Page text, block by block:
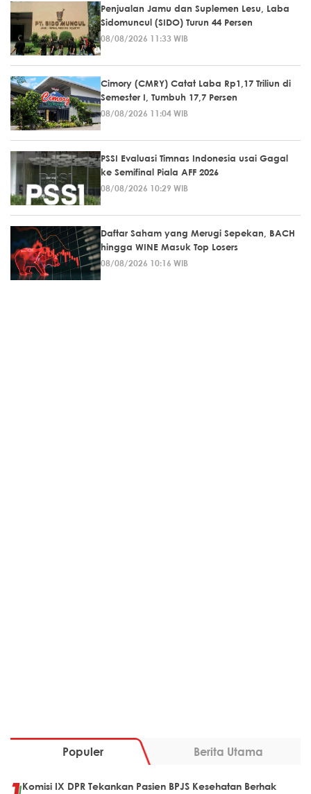
Penjualan Jamu dan Suplemen Lesu, Laba
Sidomuncul (SIDO) Turun 44 Persen
08/08/2026 11:33 WIB
Cimory (CMRY) Catat Laba Rp1,17 Triliun di
Semester I, Tumbuh 17,7 Persen
08/08/2026 11:04 WIB
PSSI Evaluasi Timnas Indonesia usai Gagal
ke Semifinal Piala AFF 2026
08/08/2026 10:29 WIB
Daftar Saham yang Merugi Sepekan, BACH
hingga WINE Masuk Top Losers
08/08/2026 10:16 WIB
Populer Berita Utama
Komisi IX DPR Tekankan Pasien BPJS Kesehatan Berhak